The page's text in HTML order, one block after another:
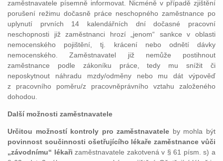
zaměstnavatele písemně informovat. Nicméně v případě zjištění
porušení režimu dočasně práce neschopného zaměstnance po
uplynutí prvních 14 kalendářních dní dočasné pracovní
neschopnosti již zaměstnanci hrozí „jenom“ sankce v oblasti
nemocenského pojištění, tj. krácení nebo odnětí dávky
nemocenského. Zaměstnavatel již nemůže postihnout
zaměstnance podle zákoníku práce, tedy mu snížit či
neposkytnout náhradu mzdy/odměny nebo mu dát výpověď
z pracovního poměru/z pracovněprávního vztahu založeného
dohodou.
Další možnosti zaměstnavatele
Určitou možností kontroly pro zaměstnavatele by mohla být
povinnost součinnosti ošetřujícího lékaře zaměstnance vůči
„závodnímu“ lékaři zaměstnavatele zakotvená v § 61 písm. s) a